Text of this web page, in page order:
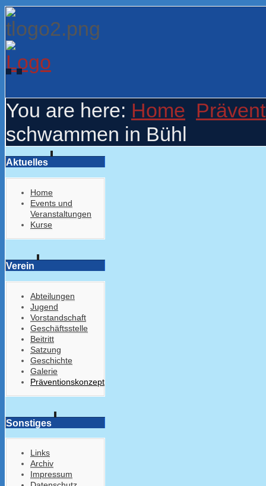
You are here: Home
schwammen in Bühl
Aktuelles
Home
Events und
Veranstaltungen
Kurse
Verein
Abteilungen
Jugend
Vorstandschaft
Geschäftsstelle
Beitritt
Satzung
Geschichte
Galerie
Präventionskonzept
Sonstiges
Links
Archiv
Impressum